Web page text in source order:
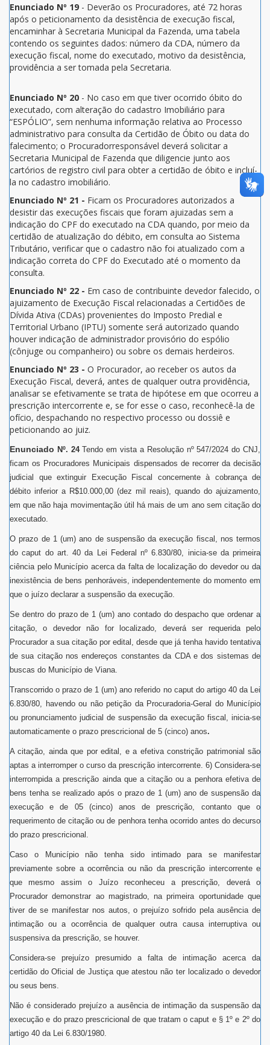
Enunciado Nº 19 - Deverão os Procuradores, até 72 horas
após o peticionamento da desistência de execução fiscal,
encaminhar à Secretaria Municipal da Fazenda, uma tabela
contendo os seguintes dados: número da CDA, número da
execução fiscal, nome do executado, motivo da desistência,
providência a ser tomada pela Secretaria.
Enunciado Nº 20 - No caso em que tiver ocorrido óbito do
executado, com alteração do cadastro Imobiliário para
“ESPÓLIO”, sem nenhuma informação relativa ao Processo
administrativo para consulta da Certidão de Óbito ou data do
falecimento; o Procuradorresponsável deverá solicitar a
Secretaria Municipal de Fazenda que diligencie junto aos
cartórios de registro civil para obter a certidão de óbito e incluí-
la no cadastro imobiliário.
Enunciado Nº 21 - Ficam os Procuradores autorizados a
desistir das execuções fiscais que foram ajuizadas sem a
indicação do CPF do executado na CDA quando, por meio da
certidão de atualização do débito, em consulta ao Sistema
Tributário, verificar que o cadastro não foi atualizado com a
indicação correta do CPF do Executado até o momento da
consulta.
Enunciado Nº 22 - Em caso de contribuinte devedor falecido, o
ajuizamento de Execução Fiscal relacionadas a Certidões de
Dívida Ativa (CDAs) provenientes do Imposto Predial e
Territorial Urbano (IPTU) somente será autorizado quando
houver indicação de administrador provisório do espólio
(cônjuge ou companheiro) ou sobre os demais herdeiros.
Enunciado Nº 23 - O Procurador, ao receber os autos da
Execução Fiscal, deverá, antes de qualquer outra providência,
analisar se efetivamente se trata de hipótese em que ocorreu a
prescrição intercorrente e, se for esse o caso, reconhecê-la de
ofício, despachando no respectivo processo ou dossiê e
peticionando ao juiz.
Enunciado Nº. 24Tendo em vista a Resolução nº 547/2024 do CNJ,
ficam os Procuradores Municipais dispensados de recorrer da decisão
judicial que extinguir Execução Fiscal concernente à cobrança de
débito inferior a R$10.000,00 (dez mil reais), quando do ajuizamento,
em que não haja movimentação útil há mais de um ano sem citação do
executado.
O prazo de 1 (um) ano de suspensão da execução fiscal, nos termos
do caput do art. 40 da Lei Federal nº 6.830/80, inicia-se da primeira
ciência pelo Município acerca da falta de localização do devedor ou da
inexistência de bens penhoráveis, independentemente do momento em
que o juízo declarar a suspensão da execução.
Se dentro do prazo de 1 (um) ano contado do despacho que ordenar a
citação, o devedor não for localizado, deverá ser requerida pelo
Procurador a sua citação por edital, desde que já tenha havido tentativa
de sua citação nos endereços constantes da CDA e dos sistemas de
buscas do Município de Viana.
Transcorrido o prazo de 1 (um) ano referido no caput do artigo 40 da Lei
6.830/80, havendo ou não petição da Procuradoria-Geral do Município
ou pronunciamento judicial de suspensão da execução fiscal, inicia-se
automaticamente o prazo prescricional de 5 (cinco) anos.
A citação, ainda que por edital, e a efetiva constrição patrimonial são
aptas a interromper o curso da prescrição intercorrente. 6) Considera-se
interrompida a prescrição ainda que a citação ou a penhora efetiva de
bens tenha se realizado após o prazo de 1 (um) ano de suspensão da
execução e de 05 (cinco) anos de prescrição, contanto que o
requerimento de citação ou de penhora tenha ocorrido antes do decurso
do prazo prescricional.
Caso o Município não tenha sido intimado para se manifestar
previamente sobre a ocorrência ou não da prescrição intercorrente e
que mesmo assim o Juízo reconheceu a prescrição, deverá o
Procurador demonstrar ao magistrado, na primeira oportunidade que
tiver de se manifestar nos autos, o prejuízo sofrido pela ausência de
intimação ou a ocorrência de qualquer outra causa interruptiva ou
suspensiva da prescrição, se houver.
Considera-se prejuízo presumido a falta de intimação acerca da
certidão do Oficial de Justiça que atestou não ter localizado o devedor
ou seus bens.
Não é considerado prejuízo a ausência de intimação da suspensão da
execução e do prazo prescricional de que tratam o caput e § 1º e 2º do
artigo 40 da Lei 6.830/1980.